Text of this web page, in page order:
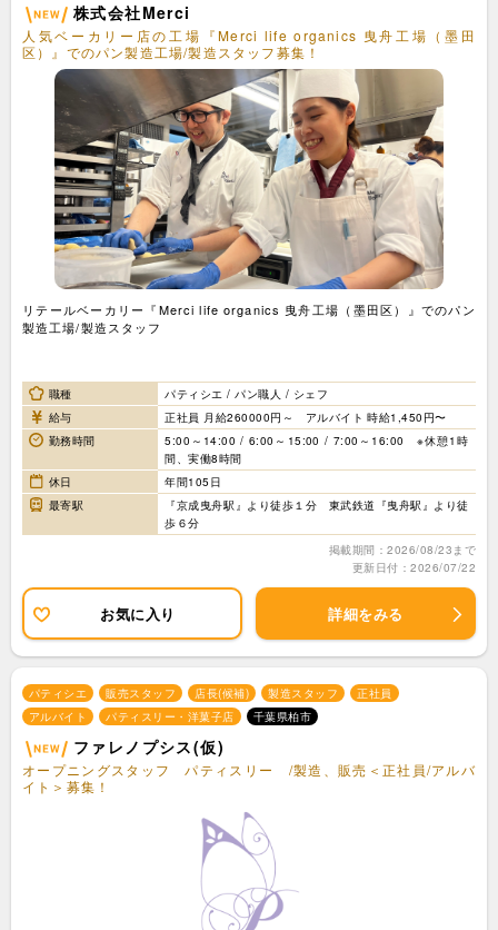
株式会社Merci
人気ベーカリー店の工場『Merci life organics 曳舟工場（墨田
区）』でのパン製造工場/製造スタッフ募集！
リテールベーカリー『Merci life organics 曳舟工場（墨田区）』でのパン
製造工場/製造スタッフ
職種
パティシエ / パン職人 / シェフ
給与
正社員 月給260000円～ アルバイト 時給1,450円〜
勤務時間
5:00～14:00 / 6:00～15:00 / 7:00～16:00 ※休憩1時
間、実働8時間
休日
年間105日
最寄駅
『京成曳舟駅』より徒歩１分 東武鉄道『曳舟駅』より徒
歩６分
掲載期間：2026/08/23まで
更新日付：2026/07/22
お気に入り 詳細をみる
パティシエ 販売スタッフ 店長(候補) 製造スタッフ
正社員
アルバイト
パティスリー・洋菓子店 千葉県柏市
ファレノプシス(仮)
オープニングスタッフ パティスリー /製造、販売＜正社員/アルバ
イト＞募集！